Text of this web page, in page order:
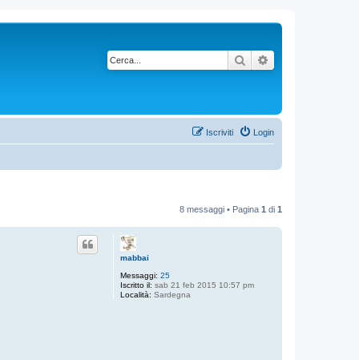
Cerca
Login
Iscriviti
8 messaggi • Pagina 1 di 1
mabbai
Messaggi: 25
Iscritto il: sab 21 feb 2015 10:57 pm
Località: Sardegna